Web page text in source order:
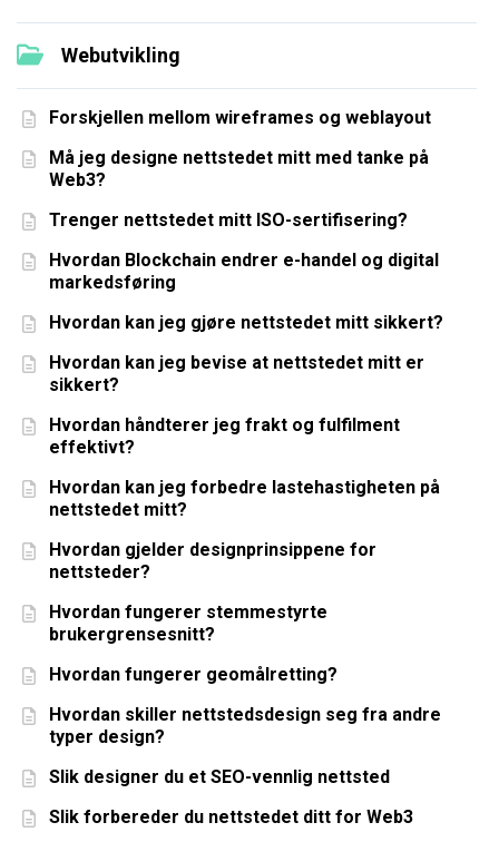
Webutvikling
Forskjellen mellom wireframes og weblayout
Må jeg designe nettstedet mitt med tanke på
Web3?
Trenger nettstedet mitt ISO-sertifisering?
Hvordan Blockchain endrer e-handel og digital
markedsføring
Hvordan kan jeg gjøre nettstedet mitt sikkert?
Hvordan kan jeg bevise at nettstedet mitt er
sikkert?
Hvordan håndterer jeg frakt og fulfilment
effektivt?
Hvordan kan jeg forbedre lastehastigheten på
nettstedet mitt?
Hvordan gjelder designprinsippene for
nettsteder?
Hvordan fungerer stemmestyrte
brukergrensesnitt?
Hvordan fungerer geomålretting?
Hvordan skiller nettstedsdesign seg fra andre
typer design?
Slik designer du et SEO-vennlig nettsted
Slik forbereder du nettstedet ditt for Web3